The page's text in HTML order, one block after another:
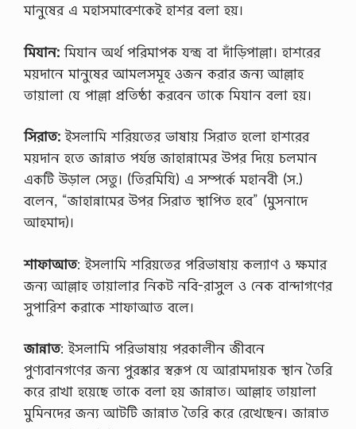
মানুষের এ মহাসমাবেশকেই হাশর বলা হয়।
মিযান:মিযান অর্থ পরিমাপক যন্ত্র বা দাঁড়িপাল্লা। হাশরের
ময়দানে মানুষের আমলসমূহ ওজন করার জন্য আল্লাহ
তায়ালা যে পাল্লা প্রতিষ্ঠা করবেন তাকে মিযান বলা হয়।
সিরাত: ইসলামি শরিয়তের ভাষায় সিরাত হলো হাশরের
ময়দান হতে জান্নাত পর্যন্ত জাহান্নামের উপর দিয়ে চলমান
একটি উড়াল সেতু। (তিরমিযি) এ সম্পর্কে মহানবী (স.)
বলেন, “জাহান্নামের উপর সিরাত স্থাপিত হবে” (মুসনাদে
আহমাদ)।
শাফাআত: ইসলামি শরিয়তের পরিভাষায় কল্যাণ ও ক্ষমার
জন্য আল্লাহ তায়ালার নিকট নবি-রাসুল ও নেক বান্দাগণের
সুপারিশ করাকে শাফাআত বলে।
জান্নাত: ইসলামি পরিভাষায় পরকালীন জীবনে
পুণ্যবানগণের জন্য পুরস্কার স্বরূপ যে আরামদায়ক স্থান তৈরি
করে রাখা হয়েছে তাকে বলা হয় জান্নাত। আল্লাহ তায়ালা
মুমিনদের জন্য আটটি জান্নাত তৈরি করে রেখেছেন। জান্নাত